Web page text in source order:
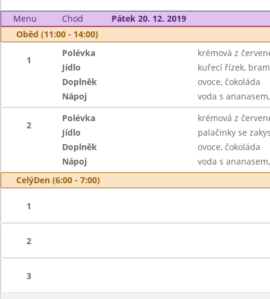
Menu Chod
Pátek 20. 12. 2019
Oběd (11:00 - 14:00)
1
Polévka
krémová z
Jídlo
kuřecí řízek,
Doplněk
ovoce, čokoláda
Nápoj
voda s
2
Polévka
krémová z
Jídlo
palačinky se
Doplněk
ovoce, čokoláda
Nápoj
voda s
CelýDen (6:00 - 7:00)
1
2
3